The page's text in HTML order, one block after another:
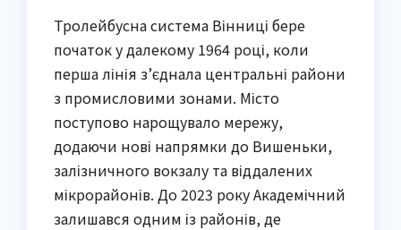
Тролейбусна система Вінниці бере
початок у далекому 1964 році, коли
перша лінія з’єднала центральні райони
з промисловими зонами. Місто
поступово нарощувало мережу,
додаючи нові напрямки до Вишеньки,
залізничного вокзалу та віддалених
мікрорайонів. До 2023 року Академічний
залишався одним із районів, де